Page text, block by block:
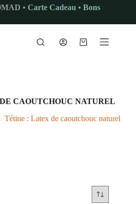
• Carte Cadeau • Bons
Panier
CAOUTCHOUC NATUREL
Tétine : Latex de caoutchouc naturel